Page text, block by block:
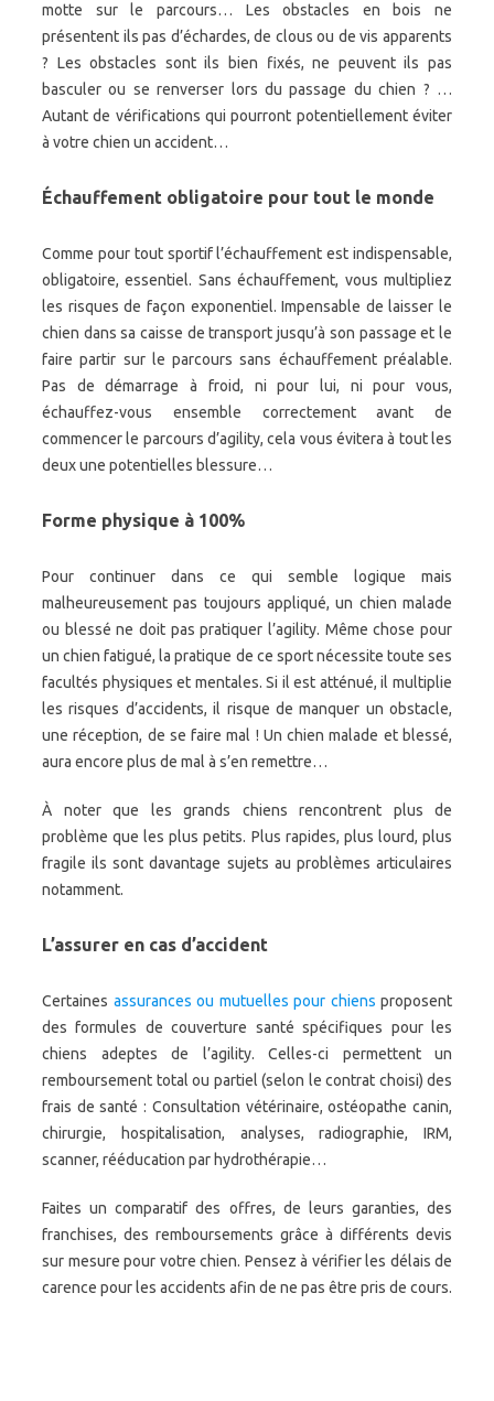
motte sur le parcours… Les obstacles en bois ne
présentent ils pas d’échardes, de clous ou de vis apparents
? Les obstacles sont ils bien fixés, ne peuvent ils pas
basculer ou se renverser lors du passage du chien ? …
Autant de vérifications qui pourront potentiellement éviter
à votre chien un accident…
Échauffement obligatoire pour tout le monde
Comme pour tout sportif l’échauffement est indispensable,
obligatoire, essentiel. Sans échauffement, vous multipliez
les risques de façon exponentiel. Impensable de laisser le
chien dans sa caisse de transport jusqu’à son passage et le
faire partir sur le parcours sans échauffement préalable.
Pas de démarrage à froid, ni pour lui, ni pour vous,
échauffez-vous ensemble correctement avant de
commencer le parcours d’agility, cela vous évitera à tout les
deux une potentielles blessure…
Forme physique à 100%
Pour continuer dans ce qui semble logique mais
malheureusement pas toujours appliqué, un chien malade
ou blessé ne doit pas pratiquer l’agility. Même chose pour
un chien fatigué, la pratique de ce sport nécessite toute ses
facultés physiques et mentales. Si il est atténué, il multiplie
les risques d’accidents, il risque de manquer un obstacle,
une réception, de se faire mal ! Un chien malade et blessé,
aura encore plus de mal à s’en remettre…
À noter que les grands chiens rencontrent plus de
problème que les plus petits. Plus rapides, plus lourd, plus
fragile ils sont davantage sujets au problèmes articulaires
notamment.
L’assurer en cas d’accident
Certaines assurances ou mutuelles pour chiens proposent
des formules de couverture santé spécifiques pour les
chiens adeptes de l’agility. Celles-ci permettent un
remboursement total ou partiel (selon le contrat choisi) des
frais de santé : Consultation vétérinaire, ostéopathe canin,
chirurgie, hospitalisation, analyses, radiographie, IRM,
scanner, rééducation par hydrothérapie…
Faites un comparatif des offres, de leurs garanties, des
franchises, des remboursements grâce à différents devis
sur mesure pour votre chien. Pensez à vérifier les délais de
carence pour les accidents afin de ne pas être pris de cours.